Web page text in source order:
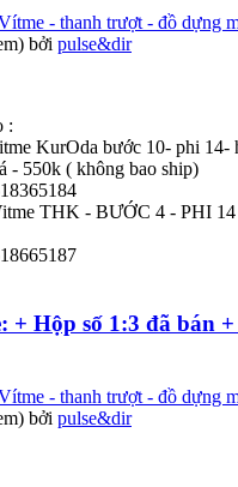
- thanh trượt - đồ dựng
bởi pulse&dir
:
KurOda bước 10- phi 14-
- 550k ( không bao ship)
THK - BƯỚC 4 - PHI
+ Hộp số 1:3 đã bán
- thanh trượt - đồ dựng
bởi pulse&dir